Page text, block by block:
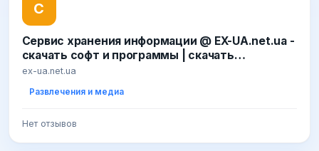
С
Сервис хранения информации @ EX-UA.net.ua -
скачать софт и программы | скачать
бесплатно фильмы | скачать новые игры |
ex-ua.net.ua
Развлечения и медиа
Нет отзывов